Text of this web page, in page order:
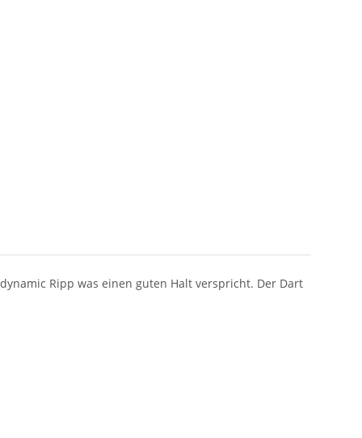
Ripp was einen guten Halt verspricht. Der Dart